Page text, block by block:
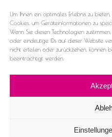
Um Ihnen ein optimales Erlebnis zu
Cookies, um Geräteinformationen zu
Wenn Sie diesen Technologien
oder eindeutige IDs auf dieser Website
nicht erteilen oder zurückziehen, können
beeinträchtigt werden.
Datenschutz
Cookie-Richtlinie (EU)